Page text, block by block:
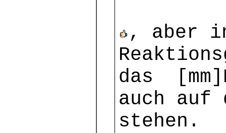
, aber
das
auch auf
stehen.